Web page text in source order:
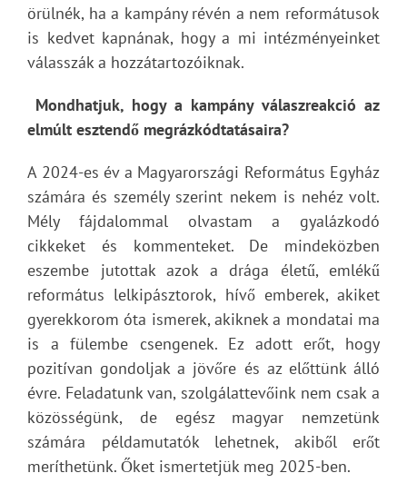
örülnék, ha a kampány révén a nem reformátusok
is kedvet kapnának, hogy a mi intézményeinket
válasszák a hozzátartozóiknak.
Mondhatjuk, hogy a kampány válaszreakció az
elmúlt esztendő megrázkódtatásaira?
A 2024-es év a Magyarországi Református Egyház
számára és személy szerint nekem is nehéz volt.
Mély fájdalommal olvastam a gyalázkodó
cikkeket és kommenteket. De mindeközben
eszembe jutottak azok a drága életű, emlékű
református lelkipásztorok, hívő emberek, akiket
gyerekkorom óta ismerek, akiknek a mondatai ma
is a fülembe csengenek. Ez adott erőt, hogy
pozitívan gondoljak a jövőre és az előttünk álló
évre. Feladatunk van, szolgálattevőink nem csak a
közösségünk, de egész magyar nemzetünk
számára példamutatók lehetnek, akiből erőt
meríthetünk. Őket ismertetjük meg 2025-ben.